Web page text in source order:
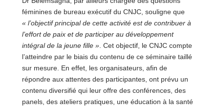
féminines de bureau exécutif du CNJC, souligne que
« l’objectif principal de cette activité est de contribuer à
l’effort de paix et de participer au développement
intégral de la jeune fille ». Cet objectif, le CNJC compte
l’atteindre par le biais du contenu de ce séminaire taillé
sur mesure. En effet, les organisateurs, afin de
répondre aux attentes des participantes, ont prévu un
contenu diversifié qui leur offre des conférences, des
panels, des ateliers pratiques, une éducation à la santé